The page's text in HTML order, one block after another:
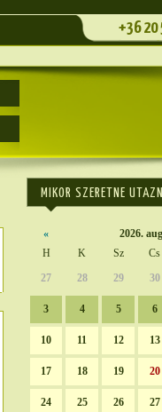
+36 20
MIKOR SZERETNE
« 2026.
H
K Sz Cs
27
28 29 30
3 4 5 6
10 11 12 13
17 18 19 20
24 25 26 27